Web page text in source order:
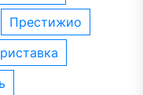
престижио
приставка